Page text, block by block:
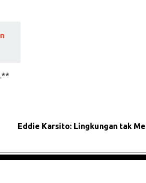
Eddie Karsito: Lingkungan tak